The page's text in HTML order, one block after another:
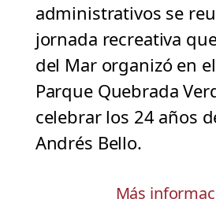
administrativos se
jornada recreativa
del Mar organizó en
Parque Quebrada
celebrar los 24 años
Andrés Bello.
Más